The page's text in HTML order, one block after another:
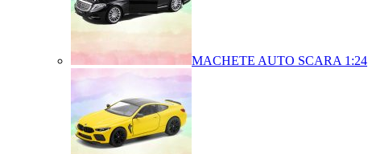
MACHETE AUTO SCARA 1:24